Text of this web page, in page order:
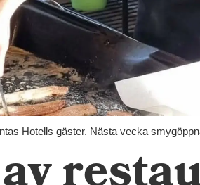
Hotells gäster. Nästa vecka